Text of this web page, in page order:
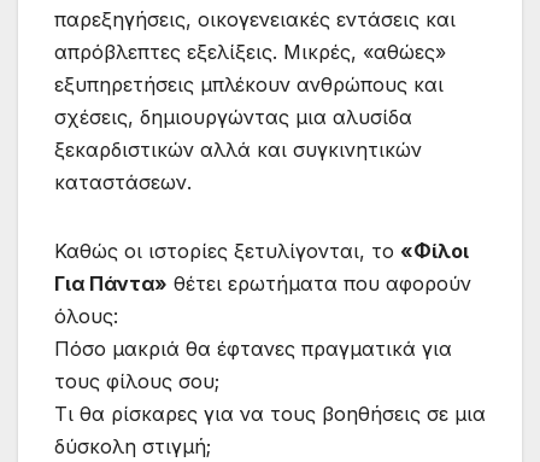
παρεξηγήσεις, οικογενειακές εντάσεις και
απρόβλεπτες εξελίξεις. Μικρές, «αθώες»
εξυπηρετήσεις μπλέκουν ανθρώπους και
σχέσεις, δημιουργώντας μια αλυσίδα
ξεκαρδιστικών αλλά και συγκινητικών
καταστάσεων.
Καθώς οι ιστορίες ξετυλίγονται, το «Φίλοι
Για Πάντα» θέτει ερωτήματα που αφορούν
όλους:
Πόσο μακριά θα έφτανες πραγματικά για
τους φίλους σου;
Τι θα ρίσκαρες για να τους βοηθήσεις σε μια
δύσκολη στιγμή;